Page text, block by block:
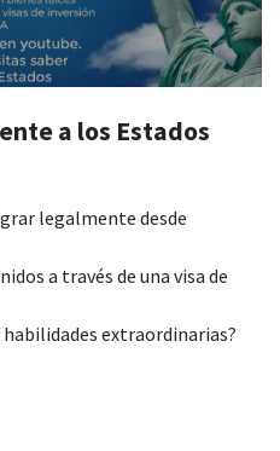
a los Estados
legalmente desde
a través de una visa de
extraordinarias?